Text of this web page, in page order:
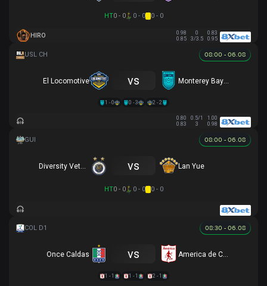
HT0 - 0 0 - 0 0 - 0
HIRO 0.98 0
0.83
0.85
3/3.5 0.95
08:00 - 06.08
El Locomotive vs Monterey Bay FC
1 - 0 0 - 3 2 - 2
0.80 0.5/1
1.00
0.83
3 0.98
08:00 - 06.08
Diversity Veterans vs Lan Yue
HT0 - 0 0 - 0 0 - 0
08:30 - 06.08
Once Caldas vs America de Cali
1 - 1 1 - 1 2 - 1